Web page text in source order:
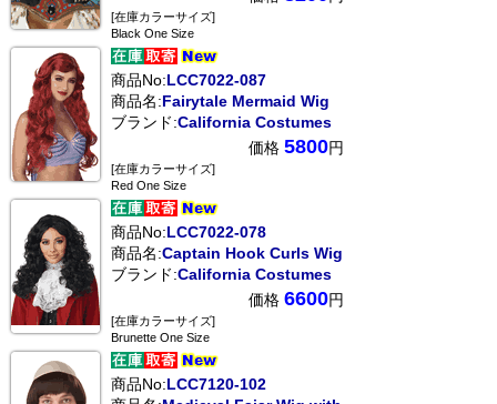
[在庫カラーサイズ]
Black One Size
商品No:LCC7022-087
商品名:Fairytale Mermaid Wig
ブランド:California Costumes
価格 5800円
[在庫カラーサイズ]
Red One Size
商品No:LCC7022-078
商品名:Captain Hook Curls Wig
ブランド:California Costumes
価格 6600円
[在庫カラーサイズ]
Brunette One Size
商品No:LCC7120-102